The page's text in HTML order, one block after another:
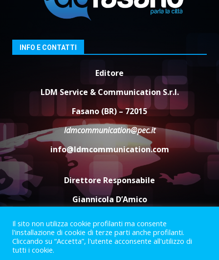
3
Politiche Giovanili e Mobilità
Sostenibile: premiati gli studenti
giusta”
“I Contestatori: Musica di
Rivoluzione”: nuovo
appuntamento con “Fasano in
7 Agosto 2026 06:05
US Fasano, Scianaro: “Profonda
amarezza per esclusione dal
campionato di calcio”
7 Agosto 2026 06:00
INFO E CONTATTI
Editore
LDM Service & Communication S.r.l.
Fasano (BR) – 72015
ldmcommunication@pec.it
info@ldmcommunication.com
Direttore Responsabile
Giannicola D’Amico
Termini e Condizioni
Privacy Policy
Informazioni Legali
Il sito non utilizza cookie profilanti ma consente
l'installazione di cookie di terze parti anche profilanti.
Cliccando su “Accetta”, l'utente acconsente all'utilizzo di
tutti i cookie.